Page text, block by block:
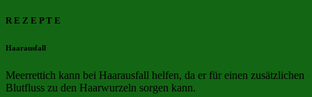
R E Z E P T E
Haarausfall
Meerrettich kann bei Haarausfall helfen, da er für einen zusätzlichen
Blutfluss zu den Haarwurzeln sorgen kann.